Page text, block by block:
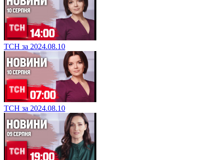
ТСН за 2024.08.10
ТСН за 2024.08.10